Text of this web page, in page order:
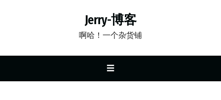
Jerry-博客
啊哈！一个杂货铺
☰